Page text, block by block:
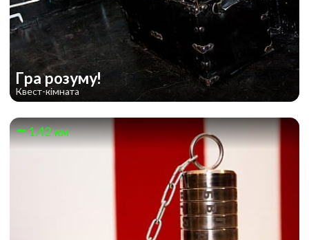
Гра розуму!
Квест-кімната
1.42 км